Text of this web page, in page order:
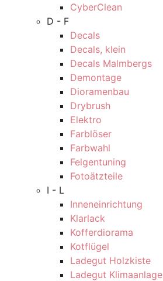
CyberClean
D - F
Decals
Decals, klein
Decals Malmbergs
Demontage
Dioramenbau
Drybrush
Elektro
Farblöser
Farbwahl
Felgentuning
Fotoätzteile
I - L
Inneneinrichtung
Klarlack
Kofferdiorama
Kotflügel
Ladegut Holzkiste
Ladegut Klimaanlage